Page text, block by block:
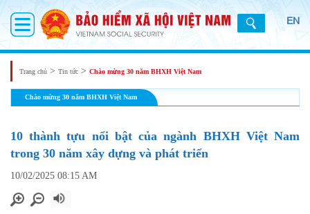
EN
Trang chủ > Tin tức > Chào mừng 30 năm BHXH Việt Nam
Chào mừng 30 năm BHXH Việt Nam
10 thành tựu nổi bật của ngành BHXH Việt Nam
trong 30 năm xây dựng và phát triển
10/02/2025 08:15 AM